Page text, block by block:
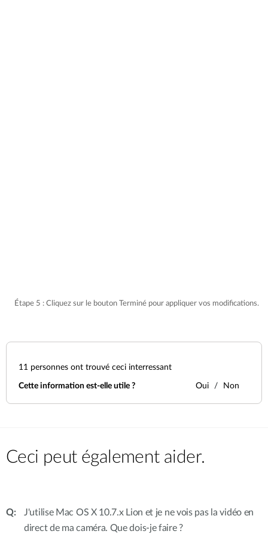
Étape 5 : Cliquez sur le bouton Terminé pour appliquer vos modifications.
11 personnes ont trouvé ceci interressant
Cette information est-elle utile ? Oui Non
Ceci peut également aider.
J'utilise Mac OS X 10.7.x Lion et je ne vois pas la vidéo en
direct de ma caméra. Que dois-je faire ?